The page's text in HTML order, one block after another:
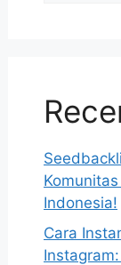
Indonesia!
Cara